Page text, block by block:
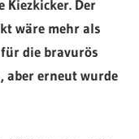
Kiezkicker. Der
wäre mehr als
die bravurös
aber erneut wurde